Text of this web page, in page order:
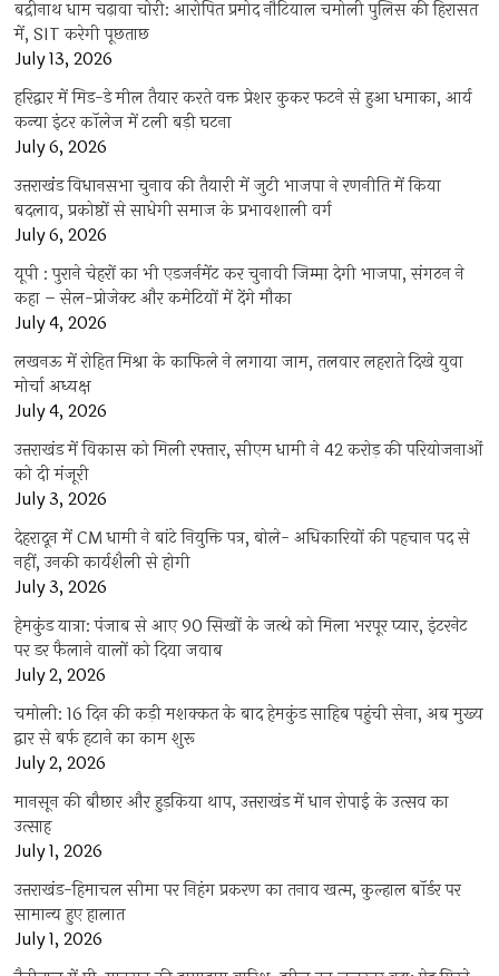
बद्रीनाथ धाम चढ़ावा चोरी: आरोपित प्रमोद नौटियाल चमोली पुलिस की हिरासत
में, SIT करेगी पूछताछ
July 13, 2026
हरिद्वार में मिड-डे मील तैयार करते वक्त प्रेशर कुकर फटने से हुआ धमाका, आर्य
कन्या इंटर कॉलेज में टली बड़ी घटना
July 6, 2026
उत्तराखंंड विधानसभा चुनाव की तैयारी में जुटी भाजपा ने रणनीति में किया
बदलाव, प्रकोष्ठों से साधेगी समाज के प्रभावशाली वर्ग
July 6, 2026
यूपी : पुराने चेहरों का भी एडजर्नमेंट कर चुनावी जिम्मा देगी भाजपा, संगठन ने
कहा – सेल-प्रोजेक्ट और कमेटियों में देंगे मौका
July 4, 2026
लखनऊ में रोहित मिश्रा के काफिले ने लगाया जाम, तलवार लहराते दिखे युवा
मोर्चा अध्यक्ष
July 4, 2026
उत्तराखंड में विकास को मिली रफ्तार, सीएम धामी ने 42 करोड़ की परियोजनाओं
को दी मंजूरी
July 3, 2026
देहरादून में CM धामी ने बांटे नियुक्ति पत्र, बोले- अधिकारियों की पहचान पद से
नहीं, उनकी कार्यशैली से होगी
July 3, 2026
हेमकुंड यात्रा: पंजाब से आए 90 सिखों के जत्थे को मिला भरपूर प्यार, इंटरनेट
पर डर फैलाने वालों को दिया जवाब
July 2, 2026
चमोली: 16 दिन की कड़ी मशक्कत के बाद हेमकुंड साहिब पहुंची सेना, अब मुख्य
द्वार से बर्फ हटाने का काम शुरू
July 2, 2026
मानसून की बौछार और हुड़किया थाप, उत्तराखंड में धान रोपाई के उत्सव का
उत्साह
July 1, 2026
उत्तराखंड-हिमाचल सीमा पर निहंग प्रकरण का तनाव खत्म, कुल्हाल बॉर्डर पर
सामान्य हुए हालात
July 1, 2026